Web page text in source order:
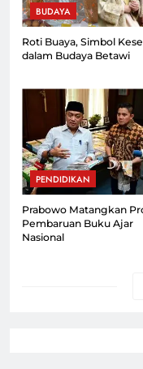
BUDAYA
Roti Buaya, Simbol
dalam Budaya Betawi
PENDIDIKAN
Prabowo Matangkan
Pembaruan Buku Ajar
Nasional